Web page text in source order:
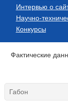
Интервью о
Научно-
Конкурсы
Фактические